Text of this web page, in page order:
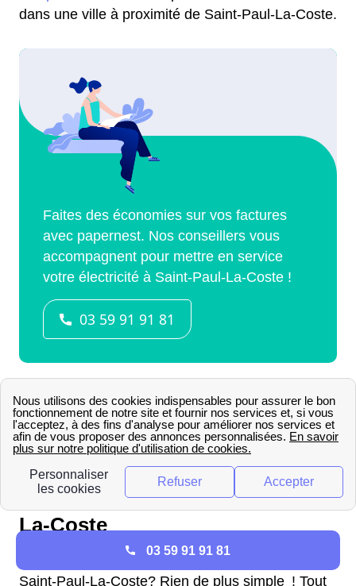
dans une ville à proximité de Saint-Paul-La-Coste.
Comment fonctionnent les
compteurs Linky à Saint-Paul-
La-Coste
Saint-Paul-La-Coste? Rien de plus simple ! Tout
03 59 91 91 81